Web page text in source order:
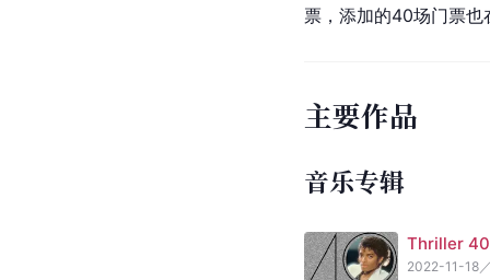
票，添加的40场门票也
主要作品
音乐专辑
Thriller 40
2022-11-18